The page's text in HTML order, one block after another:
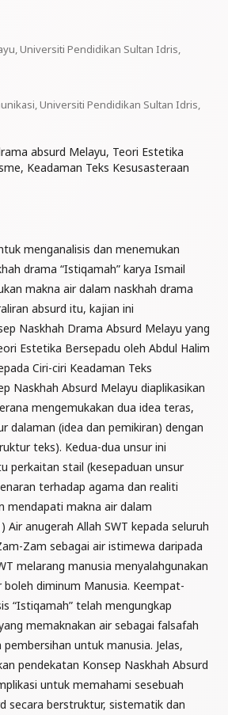
Universiti Pendidikan Sultan Idris,
Universiti Pendidikan Sultan Idris,
absurd Melayu, Teori Estetika
Keadaman Teks Kesusasteraan
menganalisis dan menemukan
drama “Istiqamah” karya Ismail
makna air dalam naskhah drama
absurd itu, kajian ini
Naskhah Drama Absurd Melayu yang
Estetika Bersepadu oleh Abdul Halim
Ciri-ciri Keadaman Teks
Naskhah Absurd Melayu diaplikasikan
mengemukakan dua idea teras,
dalaman (idea dan pemikiran) dengan
teks). Kedua-dua unsur ini
perkaitan stail (kesepaduan unsur
terhadap agama dan realiti
mendapati makna air dalam
Air anugerah Allah SWT kepada seluruh
Zam sebagai air istimewa daripada
melarang manusia menyalahgunakan
boleh diminum Manusia. Keempat-
“Istiqamah” telah mengungkap
memaknakan air sebagai falsafah
untuk manusia. Jelas,
pendekatan Konsep Naskhah Absurd
untuk memahami sesebuah
secara berstruktur, sistematik dan